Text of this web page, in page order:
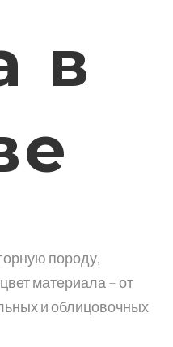
в
материала – от
и облицовочных